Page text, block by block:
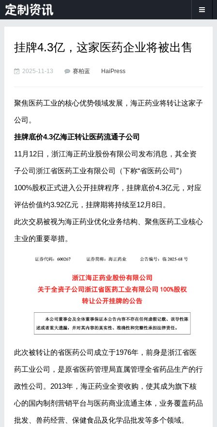
挂牌4.3亿，这家医药企业将被出售
2025-11-13 赛柏蓝 HaiPress
聚焦医药工业的核心优势领域发展，海正药业将转让这家子
公司。
挂牌底价4.3亿海正转让医药流通子公司
11月12日，浙江海正药业股份有限公司发布消息，其全资
子公司浙江省医药工业有限公司（下称“省医药公司”）
100%股权正式进入公开挂牌程序，挂牌底价4.3亿元，对应
评估价值约3.92亿元，挂牌期将持续至12月8日。
此次交易被视为海正药业优化业务结构、聚焦医药工业核心
主业的重要举措。
此次被转让的省医药公司成立于1976年，前身是浙江省医
药工业公司，是原省医药管理局直属管理全省药品生产的行
政性公司。2013年，海正药业全资收购，使其成为旗下核
心的国内制剂营销平台与医药商业流通主体，业务覆盖药品
批发、兽药经营、保健食品及化学品批发等多个领域。